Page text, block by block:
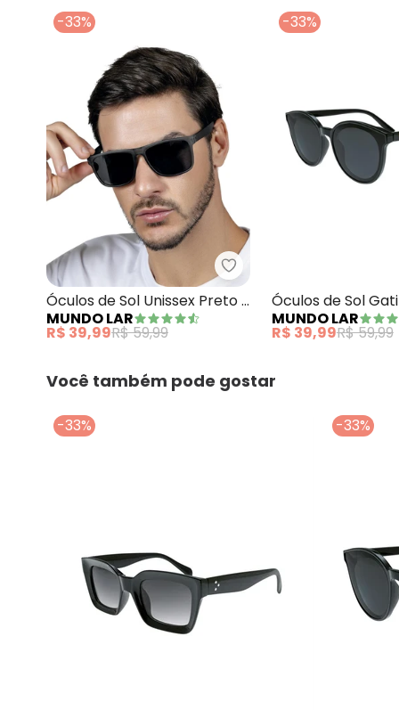
-33%
Mundo Lar - Óculos de
Óculos de Sol Unissex Preto 1
Peça
MUNDO LAR
R$ 39,99R$ 59,99
-33%
Óculos de Sol
1 Peça
MUNDO LAR
R$ 39,99R$ 59,99
Você também pode gostar
-33% -33%